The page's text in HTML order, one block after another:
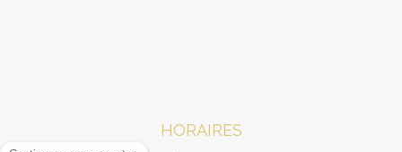
HORAIRES